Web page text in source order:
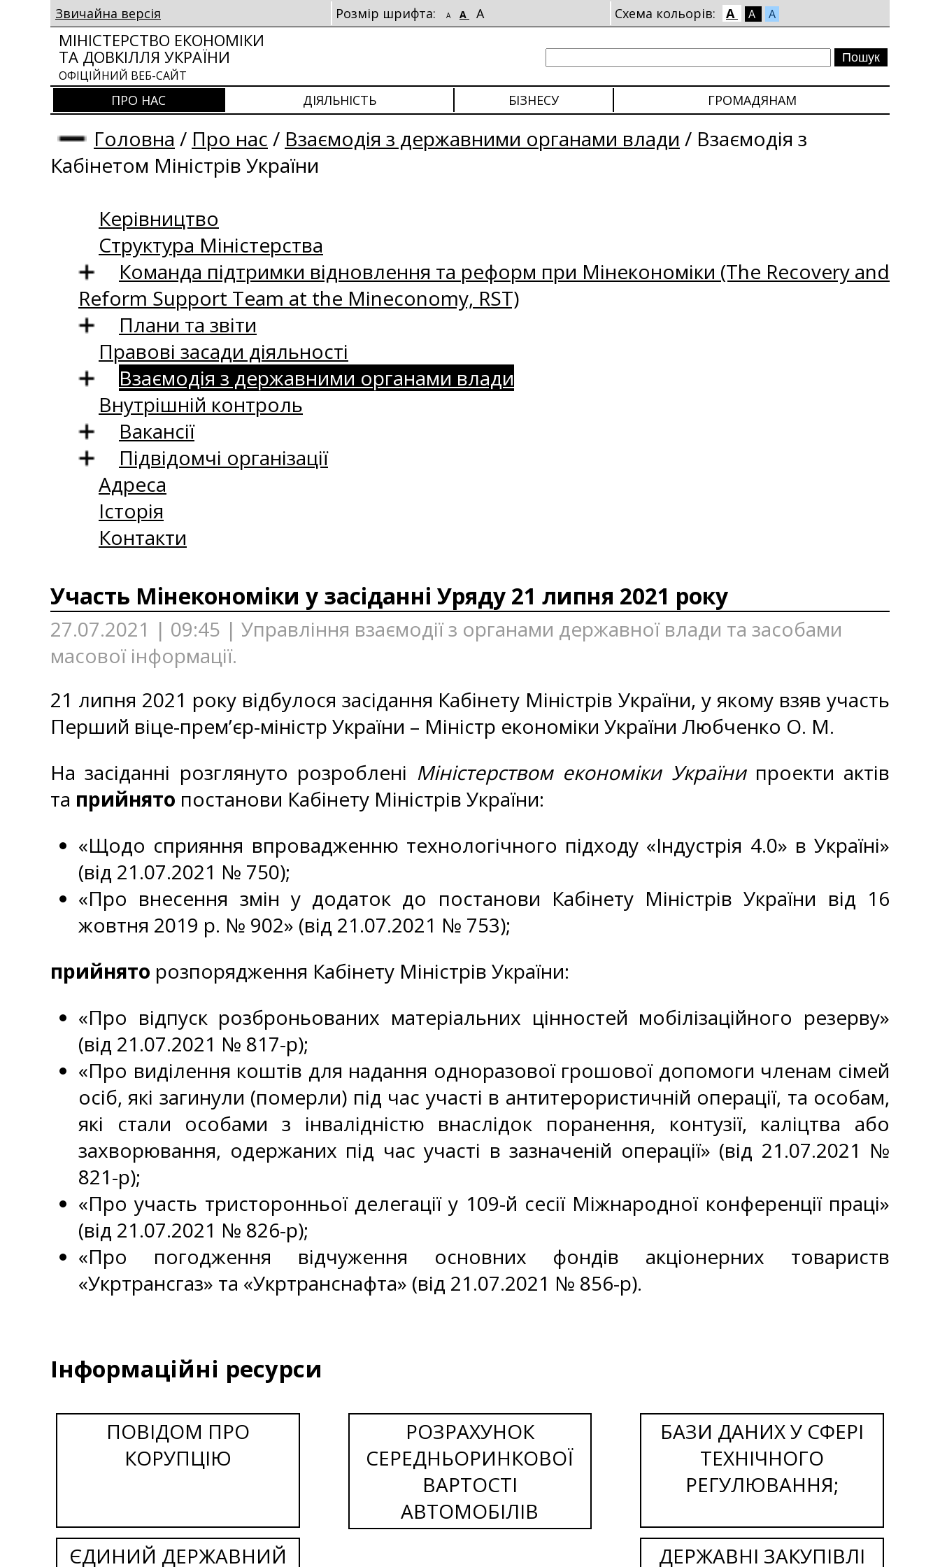
Звичайна версія Розмір шрифта: A A A Схема кольорів: A A A
МІНІСТЕРСТВО ЕКОНОМІКИ
ТА ДОВКІЛЛЯ УКРАЇНИ
ОФІЦІЙНИЙ ВЕБ-САЙТ
ПРО НАС ДІЯЛЬНІСТЬ БІЗНЕСУ ГРОМАДЯНАМ
Головна / Про нас / Взаємодія з державними органами влади / Взаємодія з
Кабінетом Міністрів України
Керівництво
Структура Міністерства
Команда підтримки відновлення та реформ при Мінекономіки (The Recovery and
Reform Support Team at the Mineconomy, RST)
Плани та звіти
Правові засади діяльності
Взаємодія з державними органами влади
Внутрішній контроль
Вакансії
Підвідомчі організації
Адреса
Історія
Контакти
Участь Мінекономіки у засіданні Уряду 21 липня 2021 року
27.07.2021 | 09:45 | Управління взаємодії з органами державної влади та засобами
масової інформації.
21 липня 2021 року відбулося засідання Кабінету Міністрів України, у якому взяв участь
Перший віце-прем’єр-міністр України – Міністр економіки України Любченко О. М.
На засіданні розглянуто розроблені Міністерством економіки Українипроекти актів
та прийнято постанови Кабінету Міністрів України:
«Щодо сприяння впровадженню технологічного підходу «Індустрія 4.0» в Україні»
(від 21.07.2021 № 750);
«Про внесення змін у додаток до постанови Кабінету Міністрів України від 16
жовтня 2019 р. № 902» (від 21.07.2021 № 753);
прийнято розпорядження Кабінету Міністрів України:
«Про відпуск розброньованих матеріальних цінностей мобілізаційного резерву»
(від 21.07.2021 № 817-р);
«Про виділення коштів для надання одноразової грошової допомоги членам сімей
осіб, які загинули (померли) під час участі в антитерористичній операції, та особам,
які стали особами з інвалідністю внаслідок поранення, контузії, каліцтва або
захворювання, одержаних під час участі в зазначеній операції» (від 21.07.2021 №
821-р);
«Про участь тристоронньої делегації у 109-й сесії Міжнародної конференції праці»
(від 21.07.2021 № 826-р);
«Про погодження відчуження основних фондів акціонерних товариств
«Укртрансгаз» та «Укртранснафта» (від 21.07.2021 № 856-р).
Інформаційні ресурси
ПОВІДОМ ПРО
КОРУПЦІЮ
РОЗРАХУНОК
СЕРЕДНЬОРИНКОВОЇ
ВАРТОСТІ
АВТОМОБІЛІВ
БАЗИ ДАНИХ У СФЕРІ
ТЕХНІЧНОГО
РЕГУЛЮВАННЯ;
ЄДИНИЙ ДЕРЖАВНИЙ ДЕРЖАВНІ ЗАКУПІВЛІ